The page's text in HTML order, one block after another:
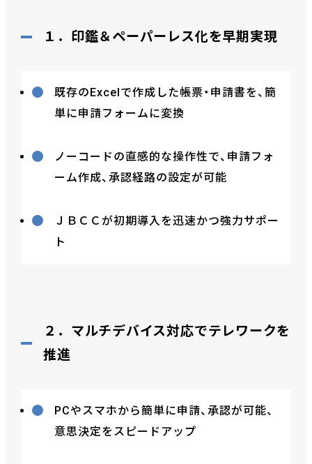
１．印鑑＆ペーパーレス化を早期実現
既存のExcelで作成した帳票・申請書を、簡
単に申請フォームに変換
ノーコードの直感的な操作性で、申請フォ
ーム作成、承認経路の設定が可能
ＪＢＣＣが初期導入を迅速かつ強力サポー
ト
２．マルチデバイス対応でテレワークを
推進
PCやスマホから簡単に申請、承認が可能、
意思決定をスピードアップ